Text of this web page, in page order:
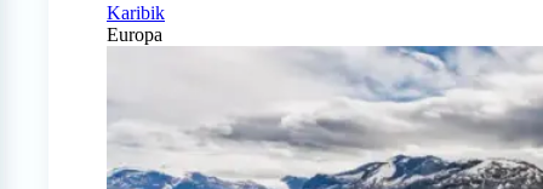
Karibik
Europa